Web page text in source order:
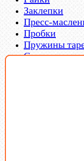
Заклепки
Пресс-
Пробки
Пружины
Стопорные
Латунный и